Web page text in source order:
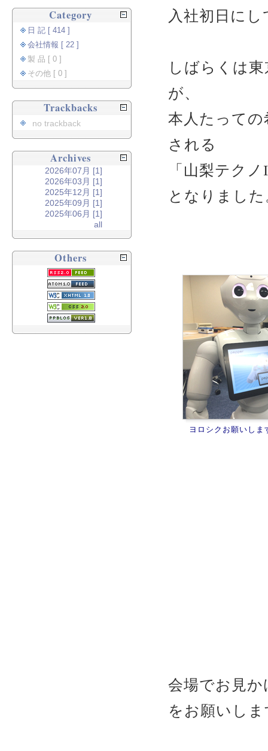
入社初日に
しばらくは
が、
本人たっての
される
「山梨テク
となりました
ヨロシクお願いしま
会場でお見
をお願いしま
Category
日 記 [ 414 ]
会社情報 [ 22 ]
製 品 [ 0 ]
その他 [ 0 ]
Trackbacks
no trackback
Archives
2026年07月 [1]
2026年03月 [1]
2025年12月 [1]
2025年09月 [1]
2025年06月 [1]
all
Others